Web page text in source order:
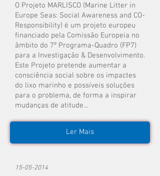
O Projeto MARLISCO (Marine Litter in
Europe Seas: Social Awareness and CO-
Responsibility) é um projeto europeu
financiado pela Comissão Europeia no
âmbito do 7º Programa-Quadro (FP7)
para a Investigação & Desenvolvimento.
Este Projeto pretende aumentar a
consciência social sobre os impactes
do lixo marinho e possíveis soluções
para o problema, de forma a inspirar
mudanças de atitude...
Ler Mais
15-05-2014